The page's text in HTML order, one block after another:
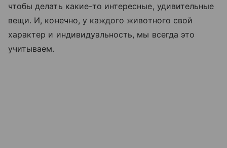
чтобы делать какие-то интересные, удивительные
вещи. И, конечно, у каждого животного свой
характер и индивидуальность, мы всегда это
учитываем.